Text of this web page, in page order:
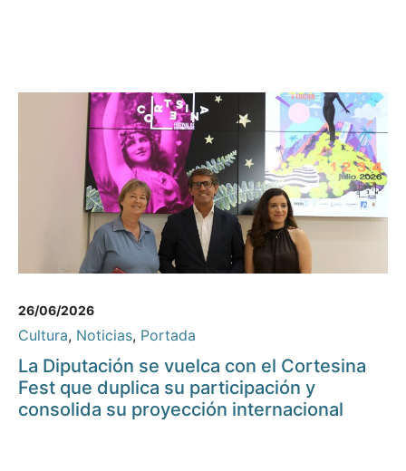
26/06/2026
Cultura, Noticias, Portada
La Diputación se vuelca con el Cortesina
Fest que duplica su participación y
consolida su proyección internacional